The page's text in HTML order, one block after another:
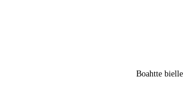
Boahtte bielle